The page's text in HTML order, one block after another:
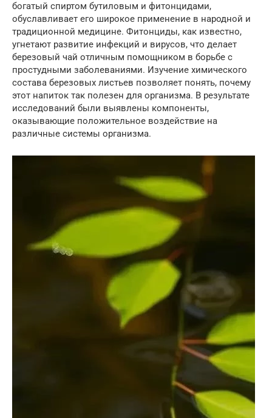
богатый спиртом бутиловым и фитонцидами,
обуславливает его широкое применение в народной и
традиционной медицине. Фитонциды, как известно,
угнетают развитие инфекций и вирусов, что делает
березовый чай отличным помощником в борьбе с
простудными заболеваниями. Изучение химического
состава березовых листьев позволяет понять, почему
этот напиток так полезен для организма. В результате
исследований были выявлены компоненты,
оказывающие положительное воздействие на
различные системы организма.